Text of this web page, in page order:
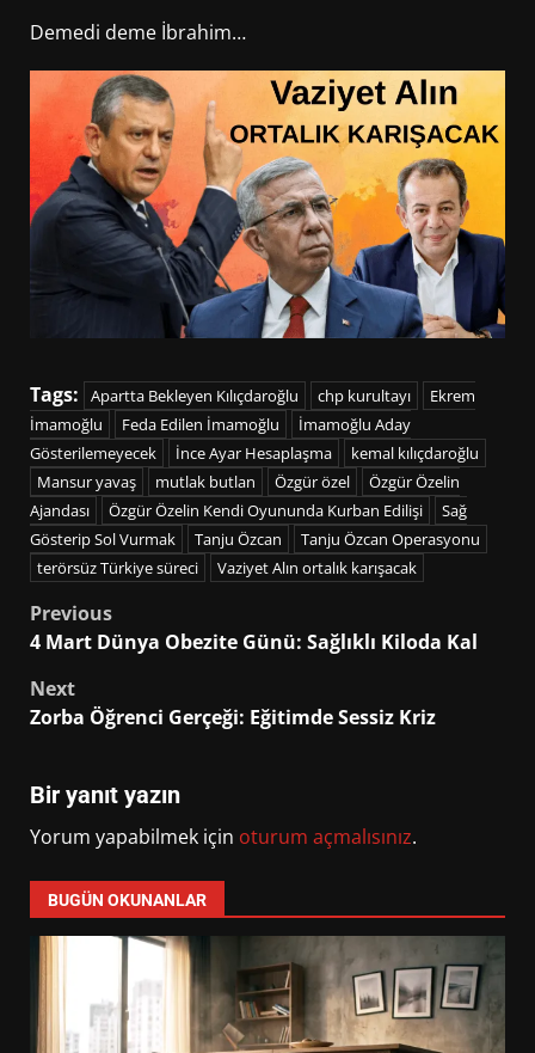
Demedi deme İbrahim…
Tags: Apartta Bekleyen Kılıçdaroğlu chp kurultayı
Ekrem
İmamoğlu
Feda Edilen İmamoğlu
İmamoğlu Aday
Gösterilemeyecek
İnce Ayar Hesaplaşma
kemal kılıçdaroğlu
Mansur yavaş
mutlak butlan Özgür özel
Özgür Özelin
Ajandası
Özgür Özelin Kendi Oyununda Kurban Edilişi
Sağ
Gösterip Sol Vurmak
Tanju Özcan
Tanju Özcan Operasyonu
terörsüz Türkiye süreci
Vaziyet Alın ortalık karışacak
Post
navigation
Previous
4 Mart Dünya Obezite Günü: Sağlıklı Kiloda Kal
Next
Zorba Öğrenci Gerçeği: Eğitimde Sessiz Kriz
Bir yanıt yazın
Yorum yapabilmek için oturum açmalısınız.
BUGÜN OKUNANLAR